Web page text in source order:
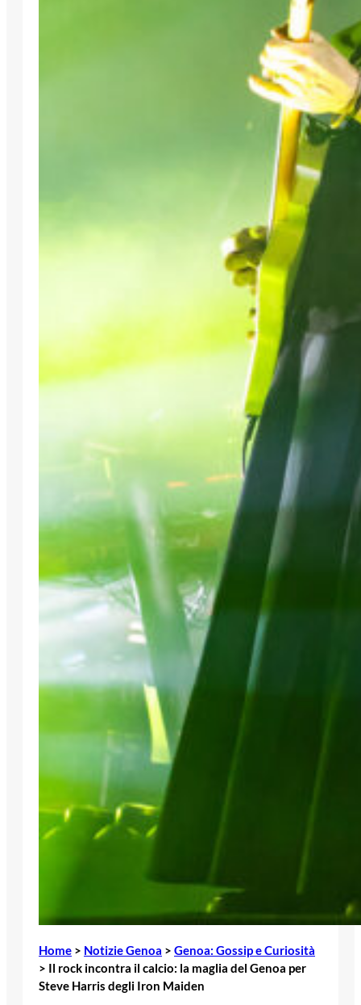
Home > Notizie Genoa > Genoa: Gossip e Curiosità
> Il rock incontra il calcio: la maglia del Genoa per
Steve Harris degli Iron Maiden